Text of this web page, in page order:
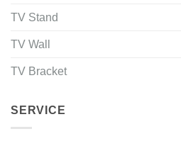
TV Stand
TV Wall
TV Bracket
SERVICE